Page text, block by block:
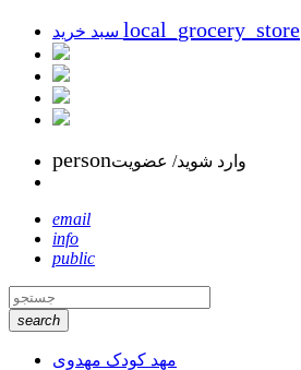
local_grocery_store
personوارد شوید/ عضویت
email
info
public
search
مهد کودک مهدوی